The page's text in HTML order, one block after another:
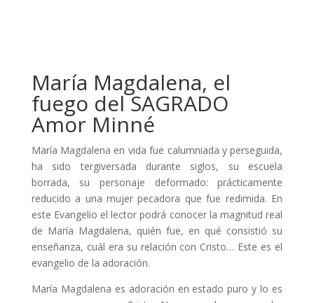
María Magdalena, el
fuego del SAGRADO
Amor Minné
María Magdalena en vida fue calumniada y perseguida,
ha sido tergiversada durante siglos, su escuela
borrada, su personaje deformado: prácticamente
reducido a una mujer pecadora que fue redimida. En
este Evangelio el lector podrá conocer la magnitud real
de María Magdalena, quién fue, en qué consistió su
enseñanza, cuál era su relación con Cristo… Este es el
evangelio de la adoración.
María Magdalena es adoración en estado puro y lo es